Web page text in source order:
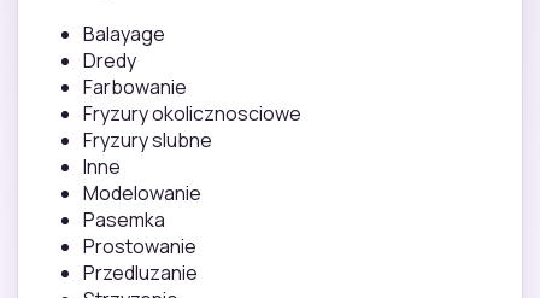
Balayage
Dredy
Farbowanie
Fryzury okolicznosciowe
Fryzury slubne
Inne
Modelowanie
Pasemka
Prostowanie
Przedluzanie